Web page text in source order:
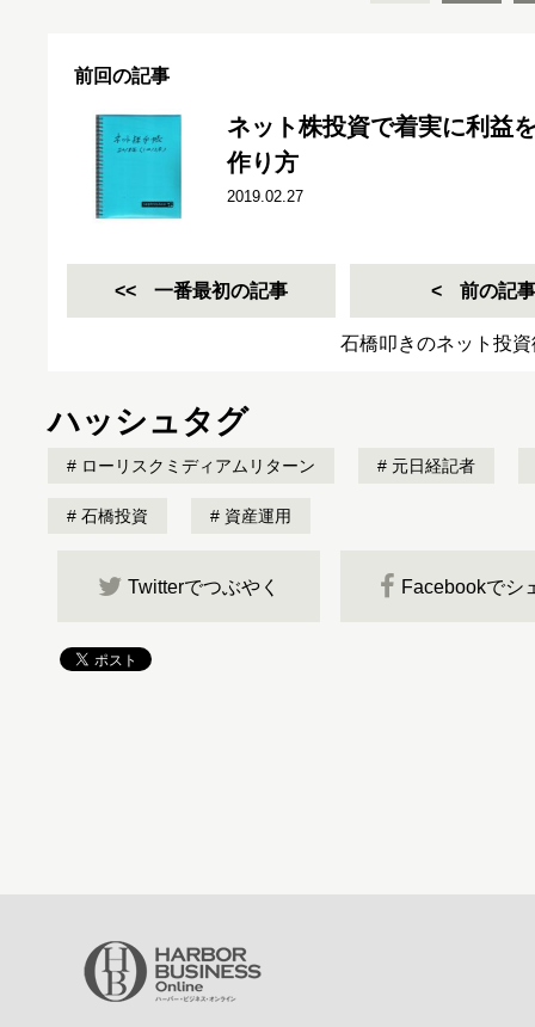
前回の記事
ネット株投資で着実に利益
作り方
2019.02.27
一番最初の記事 前の記事
石橋叩きのネット投
ハッシュタグ
ローリスクミディアムリターン 元日経記者
石橋投資 資産運用
Twitterでつぶやく Facebookでシ